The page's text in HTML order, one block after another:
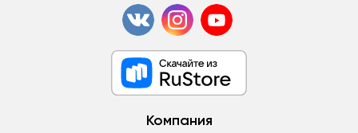
Компания